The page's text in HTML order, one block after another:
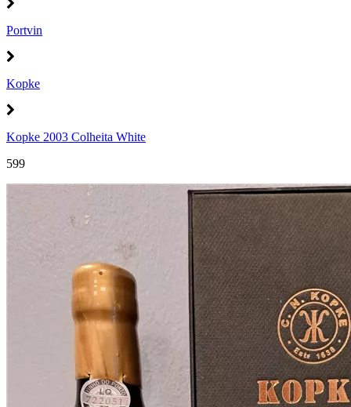
Portvin
Kopke
Kopke 2003 Colheita White
599